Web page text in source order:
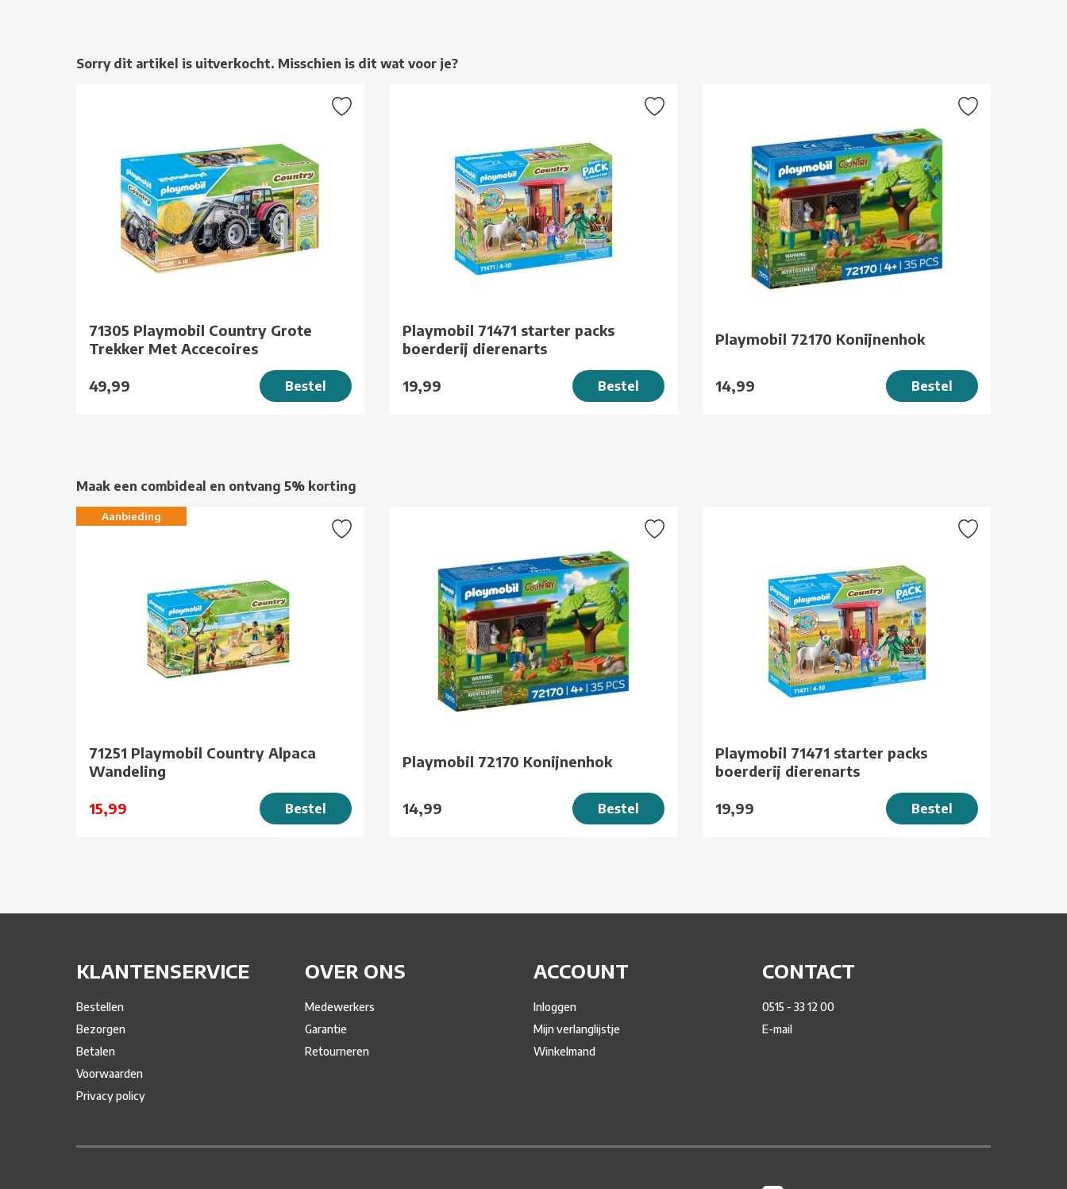
Sorry dit artikel is uitverkocht. Misschien is dit wat voor je?
71305 Playmobil Country Grote
Trekker Met Accecoires
49,99 Bestel
Playmobil 71471 starter packs
boerderij dierenarts
19,99 Bestel
Playmobil 72170 Konijnenhok
14,99 Bestel
Maak een combideal en ontvang 5% korting
Aanbieding
71251 Playmobil Country Alpaca
Wandeling
15,99 Bestel
Playmobil 72170 Konijnenhok
14,99 Bestel
Playmobil 71471 starter packs
boerderij dierenarts
19,99 Bestel
KLANTENSERVICE
Bestellen
Bezorgen
Betalen
Voorwaarden
Privacy policy
OVER ONS
Medewerkers
Garantie
Retourneren
ACCOUNT
Inloggen
Mijn verlanglijstje
Winkelmand
CONTACT
0515 - 33 12 00
E-mail